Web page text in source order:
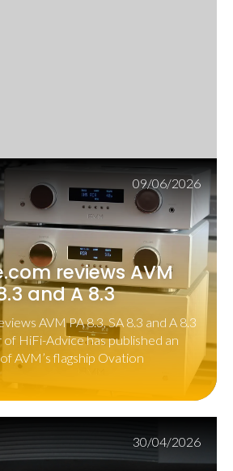
09/06/2026
reviews AVM
and A 8.3
AVM PA 8.3, SA 8.3 and A 8.3
HiFi-Advice has published an
AVM’s flagship Ovation
30/04/2026